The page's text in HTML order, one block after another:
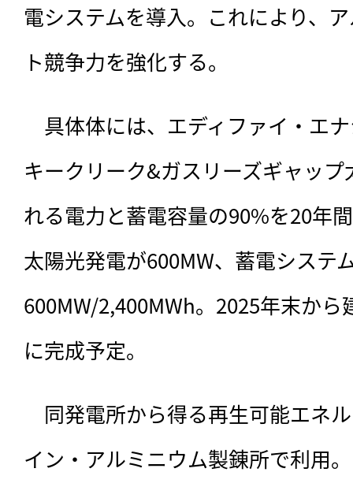
電システムを導入。これにより、
ト競争力を強化する。
具体体には、エディファイ・エ
キークリーク&ガスリーズギャッ
れる電力と蓄電容量の90%を20年
太陽光発電が600MW、蓄電システ
600MW/2,400MWh。2025年末か
に完成予定。
同発電所から得る再生可能エネ
イン・アルミニウム製錬所で利用